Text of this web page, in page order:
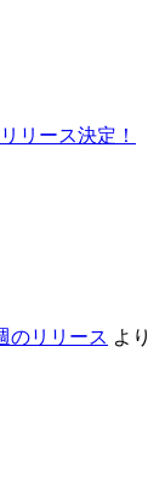
リース決定！
のリリース より